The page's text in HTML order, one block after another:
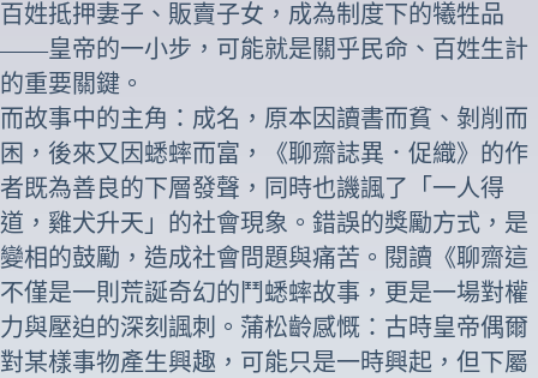
百姓抵押妻子、販賣子女，成為制度下的犧牲品
——皇帝的一小步，可能就是關乎民命、百姓生計
的重要關鍵。
而故事中的主角：成名，原本因讀書而貧、剝削而
困，後來又因蟋蟀而富，《聊齋誌異 ． 促織》的作
者既為善良的下層發聲，同時也譏諷了「一人得
道，雞犬升天」的社會現象。錯誤的獎勵方式，是
變相的鼓勵，造成社會問題與痛苦。閱讀《聊齋這
不僅是一則荒誕奇幻的鬥蟋蟀故事，更是一場對權
力與壓迫的深刻諷刺。蒲松齡感慨：古時皇帝偶爾
對某樣事物產生興趣，可能只是一時興起，但下屬